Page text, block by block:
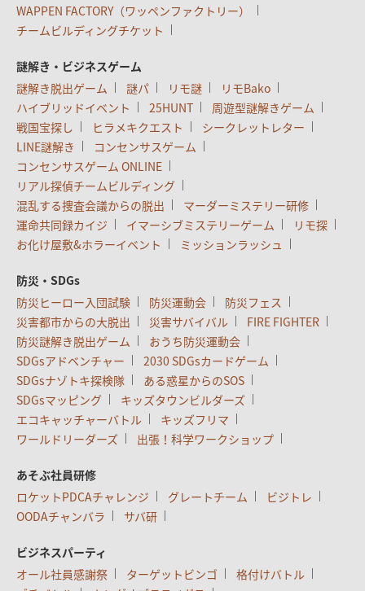
WAPPEN FACTORY（ワッペンファクトリー）
チームビルディングチケット
謎解き・ビジネスゲーム
謎解き脱出ゲーム
謎パ リモ謎
リモBako
ハイブリッドイベント
25HUNT
周遊型謎解きゲーム
戦国宝探し
ヒラメキクエスト
シークレットレター
LINE謎解き
コンセンサスゲーム
コンセンサスゲーム ONLINE
リアル探偵チームビルディング
混乱する捜査会議からの脱出
マーダーミステリー研修
運命共同録カイジ
イマーシブミステリーゲーム
リモ探
お化け屋敷&ホラーイベント
ミッションラッシュ
防災・SDGs
防災ヒーロー入団試験
防災運動会
防災フェス
災害都市からの大脱出
災害サバイバル
FIRE FIGHTER
防災謎解き脱出ゲーム
おうち防災運動会
SDGsアドベンチャー
2030 SDGsカードゲーム
SDGsナゾトキ探検隊
ある惑星からのSOS
SDGsマッピング
キッズタウンビルダーズ
エコキャッチャーバトル
キッズフリマ
ワールドリーダーズ
出張！科学ワークショップ
あそぶ社員研修
ロケットPDCAチャレンジ
グレートチーム
ビジトレ
OODAチャンバラ
サバ研
ビジネスパーティ
オール社員感謝祭
ターゲットビンゴ
格付けバトル